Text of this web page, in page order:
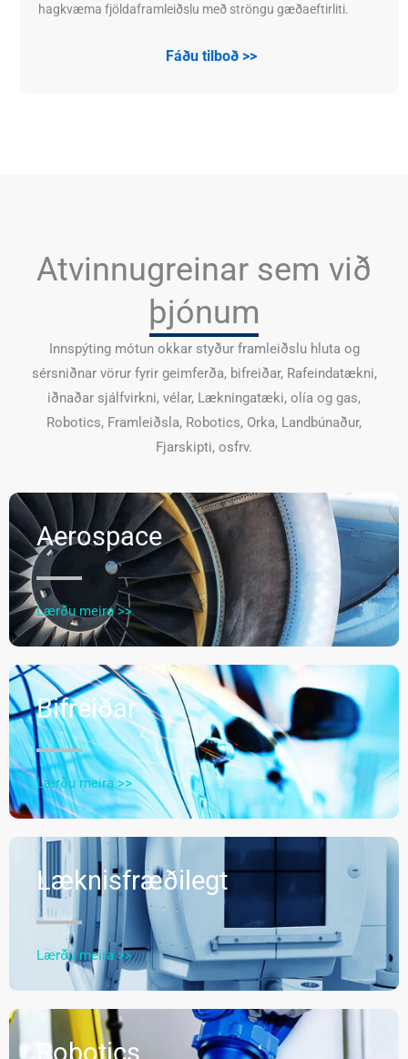
hagkvæma fjöldaframleiðslu með ströngu gæðaeftirliti.
Fáðu tilboð >>
Atvinnugreinar sem við
þjónum
Innspýting mótun okkar styður framleiðslu hluta og
sérsniðnar vörur fyrir geimferða, bifreiðar, Rafeindatækni,
iðnaðar sjálfvirkni, vélar, Lækningatæki, olía og gas,
Robotics, Framleiðsla, Robotics, Orka, Landbúnaður,
Fjarskipti, osfrv.
Aerospace
Lærðu meira >>
Bifreiðar
Lærðu meira >>
Læknisfræðilegt
Lærðu meira >>
Robotics